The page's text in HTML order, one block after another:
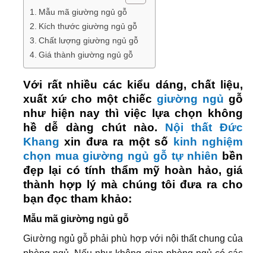
Mẫu mã giường ngủ gỗ
Kích thước giường ngủ gỗ
Chất lượng giường ngủ gỗ
Giá thành giường ngủ gỗ
Với rất nhiều các kiểu dáng, chất liệu,
xuất xứ cho một chiếc giường ngủ gỗ
như hiện nay thì việc lựa chọn không
hề dễ dàng chút nào. Nội thất Đức
Khang xin đưa ra một số kinh nghiệm
chọn mua giường ngủ gỗ tự nhiên bền
đẹp lại có tính thẩm mỹ hoàn hảo, giá
thành hợp lý mà chúng tôi đưa ra cho
bạn đọc tham khảo:
Mẫu mã giường ngủ gỗ
Giường ngủ gỗ phải phù hợp với nội thất chung của